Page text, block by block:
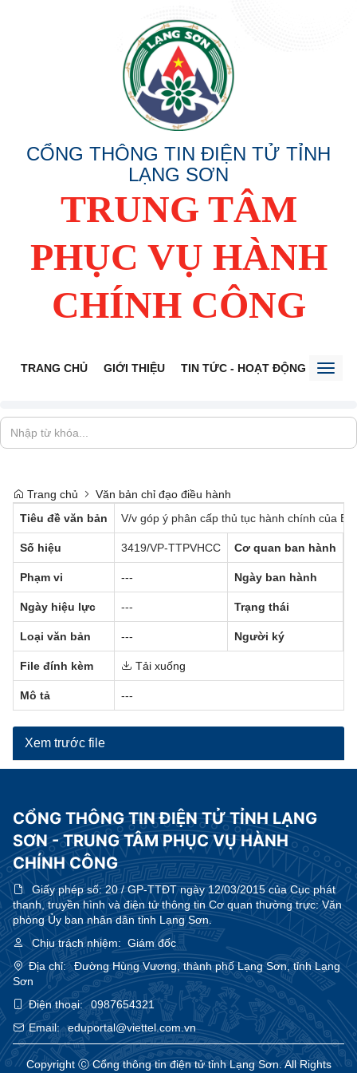
CỔNG THÔNG TIN ĐIỆN TỬ TỈNH
LẠNG SƠN
TRUNG TÂM
PHỤC VỤ HÀNH
CHÍNH CÔNG
TRANG CHỦ GIỚI THIỆU TIN TỨC - HOẠT ĐỘNG
Trang chủ
Văn bản chỉ đạo điều hành
Tiêu đề văn bản
V/v góp ý phân cấp thủ tục hành chính của Bộ
Số hiệu 3419/VP-TTPVHCC Cơ quan ban hành
Phạm vi --- Ngày ban hành
Ngày hiệu lực --- Trạng thái
Loại văn bản --- Người ký
File đính kèm Tải xuống
Mô tả ---
Xem trước file
CỔNG THÔNG TIN ĐIỆN TỬ TỈNH LẠNG
SƠN - TRUNG TÂM PHỤC VỤ HÀNH
CHÍNH CÔNG
Giấy phép số:20 / GP-TTĐT ngày 12/03/2015 của Cục phát
thanh, truyền hình và điện tử thông tin Cơ quan thường trực: Văn
phòng Ủy ban nhân dân tỉnh Lạng Sơn.
Chịu trách nhiệm: Giám đốc
Địa chỉ:
Đường Hùng Vương, thành phố Lạng Sơn, tỉnh Lạng
Sơn
Điện thoại:
0987654321
Email:
eduportal@viettel.com.vn
Copyright Ⓒ Cổng thông tin điện tử tỉnh Lạng Sơn. All Rights